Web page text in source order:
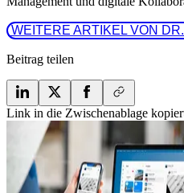
WEITERE ARTIKEL VON
Beitrag teilen
Link in die Zwischenablage